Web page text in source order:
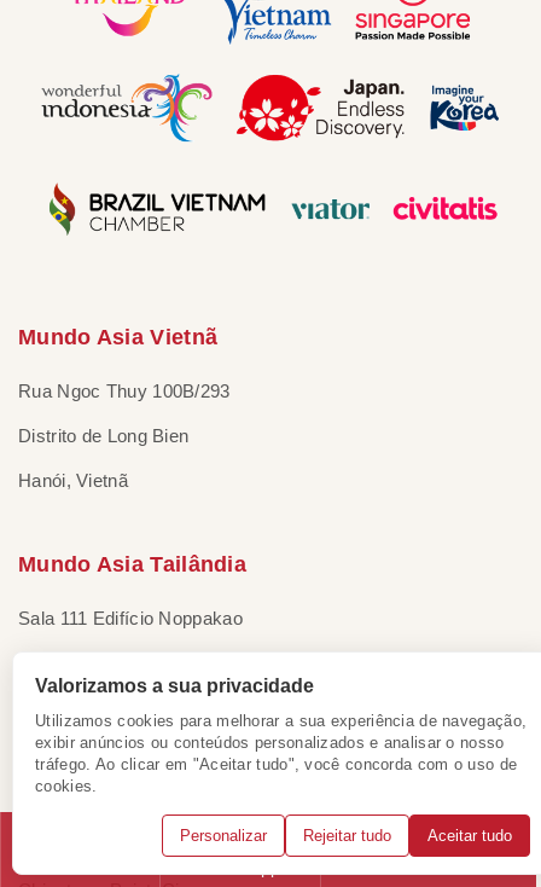
Mundo Asia Vietnã
Rua Ngoc Thuy 100B/293
Distrito de Long Bien
Hanói, Vietnã
Mundo Asia Tailândia
Sala 111 Edifício Noppakao
Mundo Asia Cingapura
133 New Bridge Road #08-01
Valorizamos a sua privacidade
Utilizamos cookies para melhorar a sua experiência de navegação,
exibir anúncios ou conteúdos personalizados e analisar o nosso
tráfego. Ao clicar em "Aceitar tudo", você concorda com o uso de
cookies.
Personalizar Rejeitar tudo Aceitar tudo